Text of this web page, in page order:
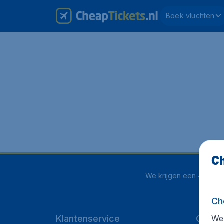
Boek vluchten
We krijgen een 4 uit 5
Klantenservice